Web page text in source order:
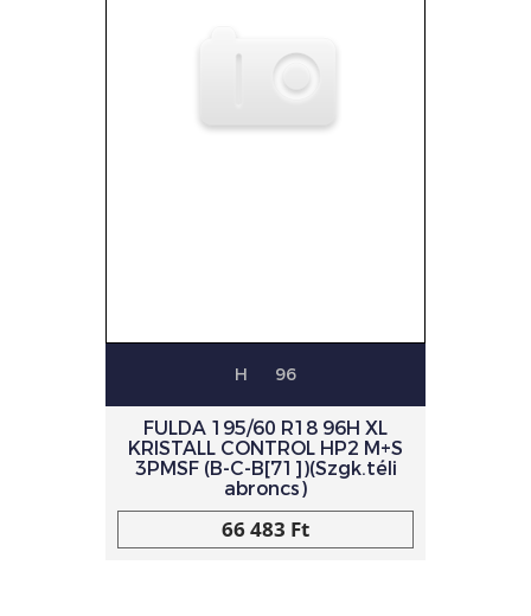
H 96
FULDA 195/60 R18 96H XL
KRISTALL CONTROL HP2 M+S
3PMSF (B-C-B[71])(Szgk.téli
abroncs)
66 483 Ft